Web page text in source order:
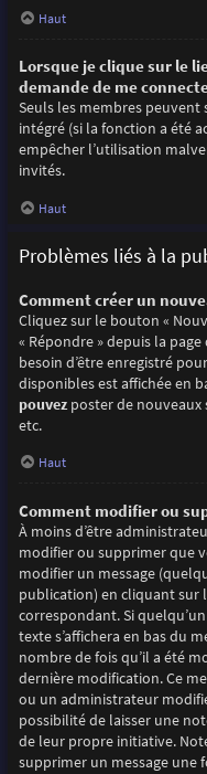
Haut
Lorsque je clique sur le
demande de me
Seuls les membres peuvent
intégré (si la fonction a été
empêcher l’utilisation
invités.
Haut
Problèmes liés à la
Comment créer un
Cliquez sur le bouton «
« Répondre » depuis la
besoin d’être enregistré
disponibles est affichée en
pouvezposter de nouveaux
etc.
Haut
Comment modifier ou
À moins d’être
modifier ou supprimer que
modifier un message
publication) en cliquant sur
correspondant. Si
texte s’affichera en bas du
nombre de fois qu’il a été
dernière modification. Ce
ou un administrateur
possibilité de laisser une
de leur propre initiative.
supprimer un message une